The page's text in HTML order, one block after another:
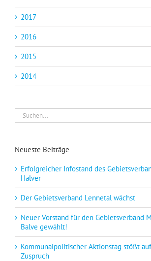
2017
2016
2015
2014
Suche
nach:
Neueste Beiträge
Erfolgreicher Infostand des
Halver
Der Gebietsverband Lennetal wächst
Neuer Vorstand für den Gebietsverband
Balve gewählt!
Kommunalpolitischer Aktionstag stößt
Zuspruch